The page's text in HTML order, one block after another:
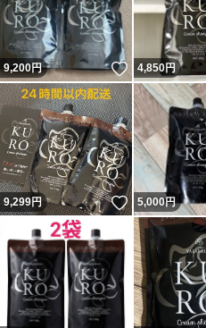
9,200円 いいね！
4,850円
9,299円 いいね！
5,000円